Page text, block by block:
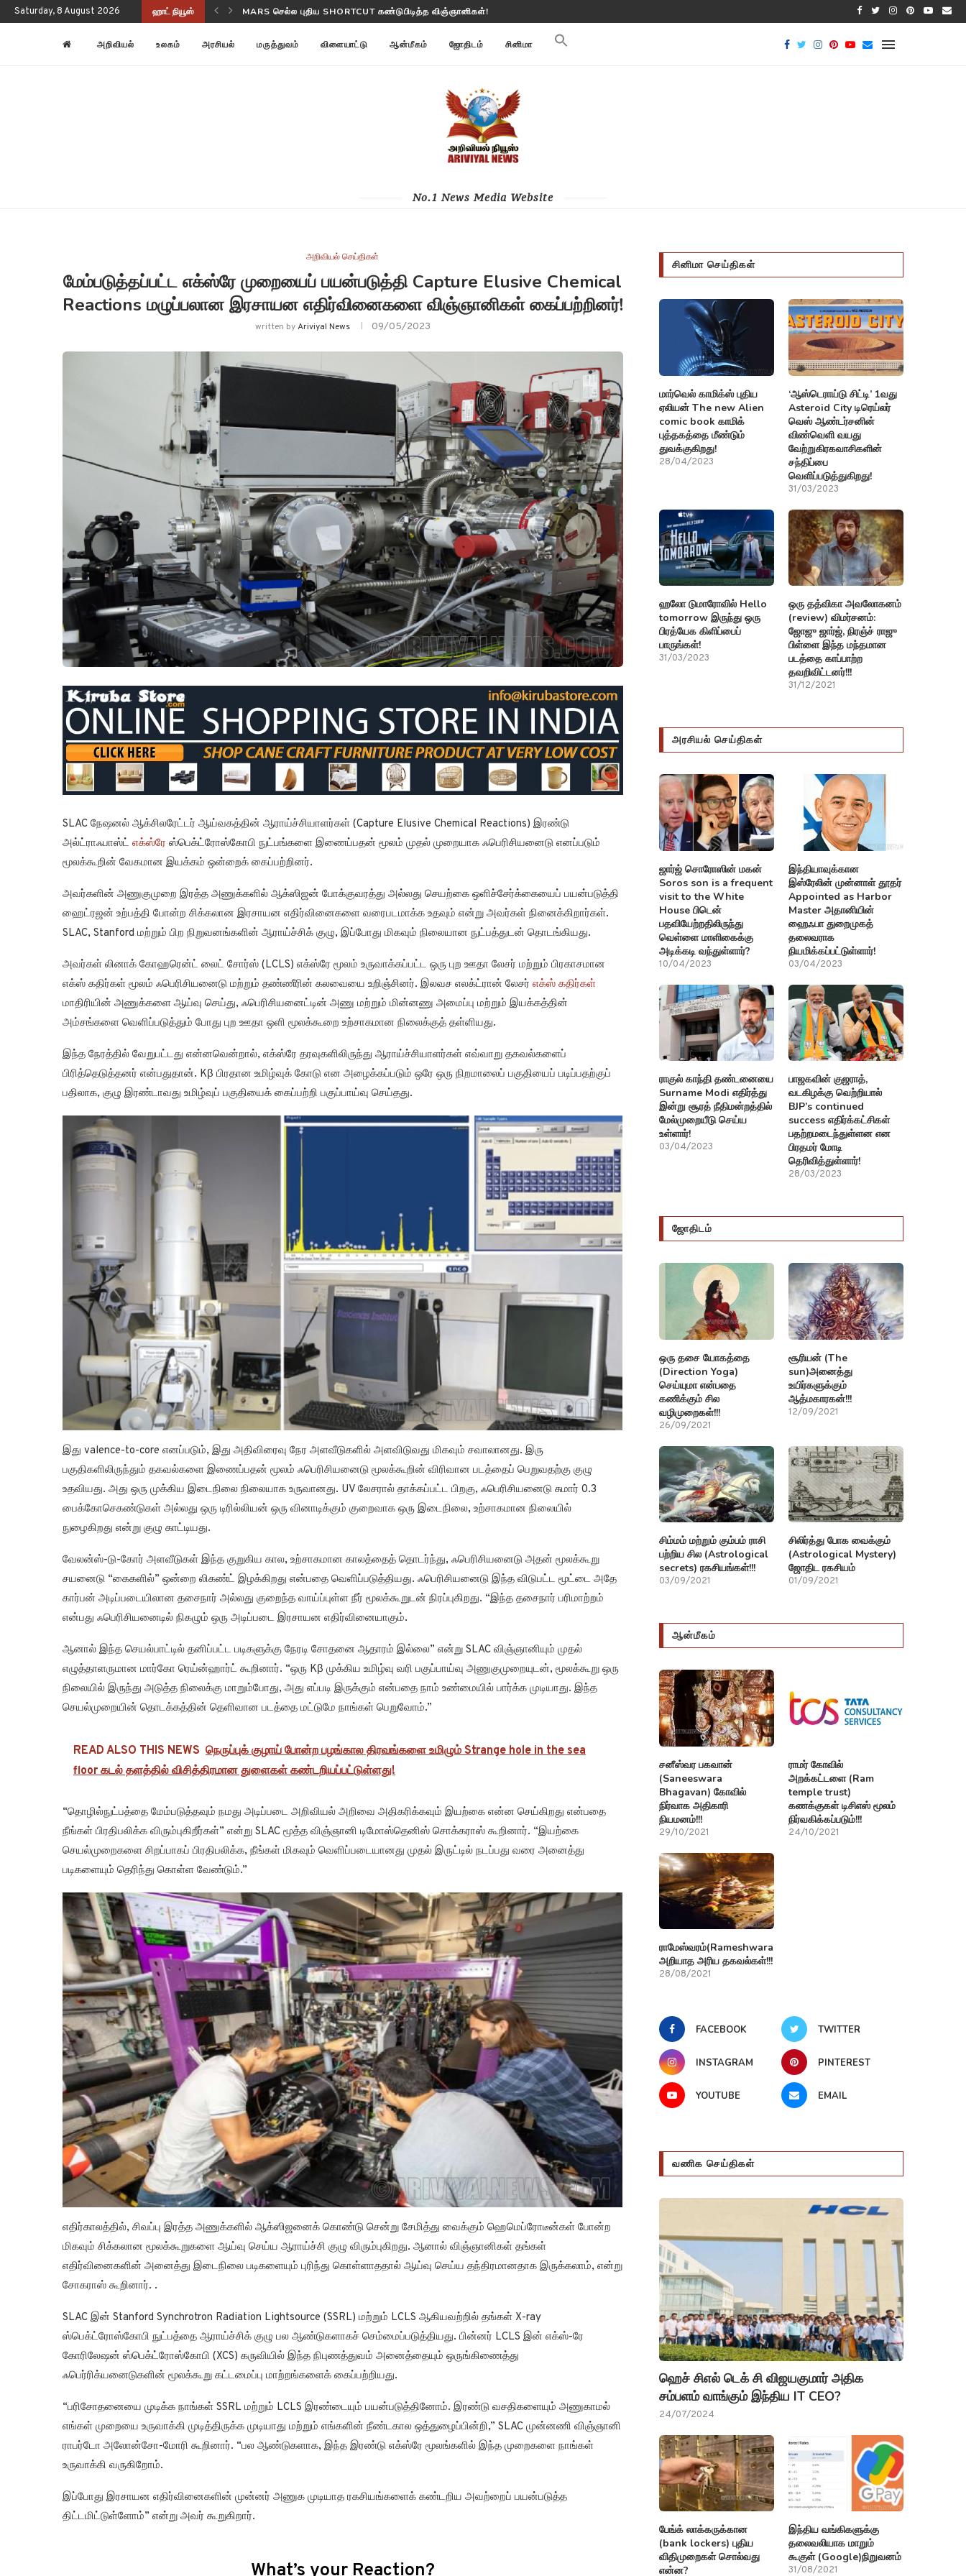
Saturday, 8 August 2026 ஹாட் நியூஸ் NASA-ISRO NISAR பூமி மாற்றங்களை கண்காணிக்கிறது
அறிவியல் உலகம் அரசியல் மருத்துவம் விளையாட்டு ஆன்மீகம் ஜோதிடம் சினிமா
No.1 News Media Website
அறிவியல் செய்திகள்
மேம்படுத்தப்பட்ட எக்ஸ்ரே முறையைப் பயன்படுத்தி Capture Elusive Chemical
Reactions மழுப்பலான இரசாயன எதிர்வினைகளை விஞ்ஞானிகள் கைப்பற்றினர்!
written byAriviyal News 09/05/2023
SLAC நேஷனல் ஆக்சிலரேட்டர் ஆய்வகத்தின் ஆராய்ச்சியாளர்கள் (Capture Elusive Chemical Reactions) இரண்டு
அல்ட்ராஃபாஸ்ட் எக்ஸ்ரே ஸ்பெக்ட்ரோஸ்கோபி நுட்பங்களை இணைப்பதன் மூலம் முதல் முறையாக ஃபெரிசியனைடு எனப்படும்
மூலக்கூறின் வேகமான இயக்கம் ஒன்றைக் கைப்பற்றினர்.
அவர்களின் அணுகுமுறை இரத்த அணுக்களில் ஆக்ஸிஜன் போக்குவரத்து அல்லது செயற்கை ஒளிச்சேர்க்கையைப் பயன்படுத்தி
ஹைட்ரஜன் உற்பத்தி போன்ற சிக்கலான இரசாயன எதிர்வினைகளை வரைபடமாக்க உதவும் என்று அவர்கள் நினைக்கிறார்கள்.
SLAC, Stanford மற்றும் பிற நிறுவனங்களின் ஆராய்ச்சிக் குழு, இப்போது மிகவும் நிலையான நுட்பத்துடன் தொடங்கியது.
அவர்கள் லினாக் கோஹரென்ட் லைட் சோர்ஸ் (LCLS) எக்ஸ்ரே மூலம் உருவாக்கப்பட்ட ஒரு புற ஊதா லேசர் மற்றும் பிரகாசமான
எக்ஸ் கதிர்கள் மூலம் ஃபெரிசியனைடு மற்றும் தண்ணீரின் கலவையை உறிஞ்சினர். இலவச எலக்ட்ரான் லேசர் எக்ஸ் கதிர்கள்
மாதிரியின் அணுக்களை ஆய்வு செய்து, ஃபெரிசியனைட்டின் அணு மற்றும் மின்னணு அமைப்பு மற்றும் இயக்கத்தின்
அம்சங்களை வெளிப்படுத்தும் போது புற ஊதா ஒளி மூலக்கூறை உற்சாகமான நிலைக்குத் தள்ளியது.
இந்த நேரத்தில் வேறுபட்டது என்னவென்றால், எக்ஸ்ரே தரவுகளிலிருந்து ஆராய்ச்சியாளர்கள் எவ்வாறு தகவல்களைப்
பிரித்தெடுத்தனர் என்பதுதான். Kβ பிரதான உமிழ்வுக் கோடு என அழைக்கப்படும் ஒரே ஒரு நிறமாலைப் பகுதியைப் படிப்பதற்குப்
பதிலாக, குழு இரண்டாவது உமிழ்வுப் பகுதியைக் கைப்பற்றி பகுப்பாய்வு செய்தது.
இது valence-to-core எனப்படும், இது அதிவிரைவு நேர அளவீடுகளில் அளவிடுவது மிகவும் சவாலானது. இரு
பகுதிகளிலிருந்தும் தகவல்களை இணைப்பதன் மூலம் ஃபெரிசியனைடு மூலக்கூறின் விரிவான படத்தைப் பெறுவதற்கு குழு
உதவியது. அது ஒரு முக்கிய இடைநிலை நிலையாக உருவானது. UV லேசரால் தாக்கப்பட்ட பிறகு, ஃபெரிசியனைடு சுமார் 0.3
பைக்கோசெகண்டுகள் அல்லது ஒரு டிரில்லியன் ஒரு வினாடிக்கும் குறைவாக ஒரு இடைநிலை, உற்சாகமான நிலையில்
நுழைகிறது என்று குழு காட்டியது.
வேலன்ஸ்-டு-கோர் அளவீடுகள் இந்த குறுகிய கால, உற்சாகமான காலத்தைத் தொடர்ந்து, ஃபெரிசியனைடு அதன் மூலக்கூறு
சயனைடு “கைகளில்” ஒன்றை லிகண்ட் இழக்கிறது என்பதை வெளிப்படுத்தியது. ஃபெரிசியனைடு இந்த விடுபட்ட மூட்டை அதே
கார்பன் அடிப்படையிலான தசைநார் அல்லது குறைந்த வாய்ப்புள்ள நீர் மூலக்கூறுடன் நிரப்புகிறது. “இந்த தசைநார் பரிமாற்றம்
என்பது ஃபெரிசியனைடில் நிகழும் ஒரு அடிப்படை இரசாயன எதிர்வினையாகும்.
ஆனால் இந்த செயல்பாட்டில் தனிப்பட்ட படிகளுக்கு நேரடி சோதனை ஆதாரம் இல்லை” என்று SLAC விஞ்ஞானியும் முதல்
எழுத்தாளருமான மார்கோ ரெய்ன்ஹார்ட் கூறினார். “ஒரு Kβ முக்கிய உமிழ்வு வரி பகுப்பாய்வு அணுகுமுறையுடன், மூலக்கூறு ஒரு
நிலையில் இருந்து அடுத்த நிலைக்கு மாறும்போது, அது எப்படி இருக்கும் என்பதை நாம் உண்மையில் பார்க்க முடியாது. இந்த
செயல்முறையின் தொடக்கத்தின் தெளிவான படத்தை மட்டுமே நாங்கள் பெறுவோம்.”
READ ALSO THIS NEWS நெருப்புக் குழாய் போன்ற பழங்கால திரவங்களை உமிழும் Strange hole in the sea
floor கடல் தளத்தில் விசித்திரமான துளைகள் கண்டறியப்பட்டுள்ளது!
“தொழில்நுட்பத்தை மேம்படுத்தவும் நமது அடிப்படை அறிவியல் அறிவை அதிகரிக்கவும் இயற்கை என்ன செய்கிறது என்பதை
நீங்கள் பிரதிபலிக்க விரும்புகிறீர்கள்” என்று SLAC மூத்த விஞ்ஞானி டிமோஸ்தெனிஸ் சொக்கராஸ் கூறினார். “இயற்கை
செயல்முறைகளை சிறப்பாகப் பிரதிபலிக்க, நீங்கள் மிகவும் வெளிப்படையானது முதல் இருட்டில் நடப்பது வரை அனைத்து
படிகளையும் தெரிந்து கொள்ள வேண்டும்.”
எதிர்காலத்தில், சிவப்பு இரத்த அணுக்களில் ஆக்ஸிஜனைக் கொண்டு சென்று சேமித்து வைக்கும் ஹெமெப்ரோடீன்கள் போன்ற
மிகவும் சிக்கலான மூலக்கூறுகளை ஆய்வு செய்ய ஆராய்ச்சி குழு விரும்புகிறது. ஆனால் விஞ்ஞானிகள் தங்கள்
எதிர்வினைகளின் அனைத்து இடைநிலை படிகளையும் புரிந்து கொள்ளாததால் ஆய்வு செய்ய தந்திரமானதாக இருக்கலாம், என்று
சோகராஸ் கூறினார். .
SLAC இன் Stanford Synchrotron Radiation Lightsource (SSRL) மற்றும் LCLS ஆகியவற்றில் தங்கள் X-ray
ஸ்பெக்ட்ரோஸ்கோபி நுட்பத்தை ஆராய்ச்சிக் குழு பல ஆண்டுகளாகச் செம்மைப்படுத்தியது. பின்னர் LCLS இன் எக்ஸ்-ரே
கோரிலேஷன் ஸ்பெக்ட்ரோஸ்கோபி (XCS) கருவியில் இந்த நிபுணத்துவம் அனைத்தையும் ஒருங்கிணைத்து
ஃபெர்ரிக்யனைடுகளின் மூலக்கூறு கட்டமைப்பு மாற்றங்களைக் கைப்பற்றியது.
“பரிசோதனையை முடிக்க நாங்கள் SSRL மற்றும் LCLS இரண்டையும் பயன்படுத்தினோம். இரண்டு வசதிகளையும் அணுகாமல்
எங்கள் முறையை உருவாக்கி முடித்திருக்க முடியாது மற்றும் எங்களின் நீண்டகால ஒத்துழைப்பின்றி,” SLAC முன்னணி விஞ்ஞானி
ராபர்டோ அலோன்சோ-மோரி கூறினார். “பல ஆண்டுகளாக, இந்த இரண்டு எக்ஸ்ரே மூலங்களில் இந்த முறைகளை நாங்கள்
உருவாக்கி வருகிறோம்.
இப்போது இரசாயன எதிர்வினைகளின் முன்னர் அணுக முடியாத ரகசியங்களைக் கண்டறிய அவற்றைப் பயன்படுத்த
திட்டமிட்டுள்ளோம்” என்று அவர் கூறுகிறார்.
What’s your Reaction?
சினிமா செய்திகள்
மார்வெல் காமிக்ஸ் புதிய
ஏலியன் The new Alien
comic book காமிக்
புத்தகத்தை மீண்டும்
துவக்குகிறது!
28/04/2023
‘ஆஸ்டெராய்டு சிட்டி’ 1வது
Asteroid City டிரெய்லர்
வெஸ் ஆண்டர்சனின்
விண்வெளி வயது
வேற்றுகிரகவாசிகளின்
சந்திப்பை
வெளிப்படுத்துகிறது!
31/03/2023
ஹலோ டுமாரோவில் Hello
tomorrow இருந்து ஒரு
பிரத்யேக கிளிப்பைப்
பாருங்கள்!
31/03/2023
ஒரு தத்விகா அவலோகனம்
(review) விமர்சனம்:
ஜோஜு ஜார்ஜ், நிரஞ்ச் ராஜு
பிள்ளை இந்த மந்தமான
படத்தை காப்பாற்ற
தவறிவிட்டனர்!!!
31/12/2021
அரசியல் செய்திகள்
ஜார்ஜ் சொரோஸின் மகன்
Soros son is a frequent
visit to the White
House பிடென்
பதவியேற்றதிலிருந்து
வெள்ளை மாளிகைக்கு
அடிக்கடி வந்துள்ளார்?
10/04/2023
இந்தியாவுக்கான
இஸ்ரேலின் முன்னாள் தூதர்
Appointed as Harbor
Master அதானியின்
ஹைஃபா துறைமுகத்
தலைவராக
நியமிக்கப்பட்டுள்ளார்!
03/04/2023
ராகுல் காந்தி தண்டனையை
Surname Modi எதிர்த்து
இன்று சூரத் நீதிமன்றத்தில்
மேல்முறையீடு செய்ய
உள்ளார்!
03/04/2023
பாஜகவின் குஜராத்,
வடகிழக்கு வெற்றியால்
BJP’s continued
success எதிர்க்கட்சிகள்
பதற்றமடைந்துள்ளன என
பிரதமர் மோடி
தெரிவித்துள்ளார்!
28/03/2023
ஜோதிடம்
ஒரு தசை யோகத்தை
(Direction Yoga)
செய்யுமா என்பதை
கணிக்கும் சில
வழிமுறைகள்!!!
26/09/2021
சூரியன் (The
sun)அனைத்து
உயிர்களுக்கும்
ஆத்மகாரகன்!!!
12/09/2021
சிம்மம் மற்றும் கும்பம் ராசி
பற்றிய சில (Astrological
secrets) ரகசியங்கள்!!!
03/09/2021
சிலிர்த்து போக வைக்கும்
(Astrological Mystery)
ஜோதிட ரகசியம்
01/09/2021
ஆன்மீகம்
சனீஸ்வர பகவான்
(Saneeswara
Bhagavan) கோவில்
நிர்வாக அதிகாரி
நியமனம்!!!
29/10/2021
ராமர் கோவில்
அறக்கட்டளை (Ram
temple trust)
கணக்குகள் டிசிஎஸ் மூலம்
நிர்வகிக்கப்படும்!!!
24/10/2021
ராமேஸ்வரம்(Rameshwaram)பற்றி
அறியாத அரிய தகவல்கள்!!!
28/08/2021
FACEBOOK TWITTER
INSTAGRAM PINTEREST
YOUTUBE EMAIL
வணிக செய்திகள்
ஹெச் சிஎல் டெக் சி விஜயகுமார் அதிக
சம்பளம் வாங்கும் இந்திய IT CEO?
24/07/2024
பேங்க் லாக்கருக்கான
(bank lockers) புதிய
விதிமுறைகள் சொல்வது
என்ன?
இந்திய வங்கிகளுக்கு
தலைவலியாக மாறும்
கூகுள் (Google)நிறுவனம்
31/08/2021